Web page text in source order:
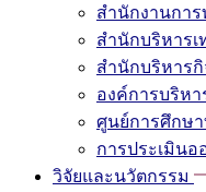
สำนักงานการ
สำนักบริหาร
สำนักบริหาร
องค์การบริห
ศูนย์การศึกษา
การประเมินอ
วิจัยและนวัตกรรม